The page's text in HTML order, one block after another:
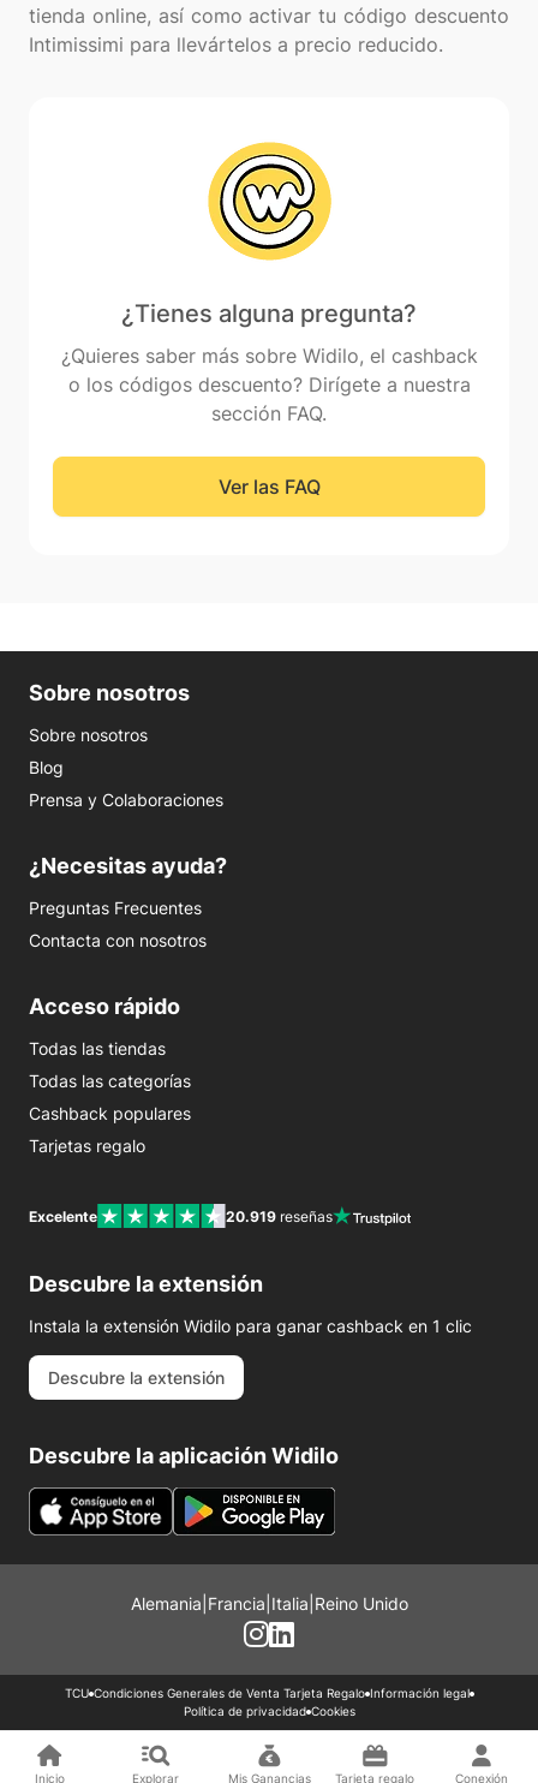
tienda online, así como activar tu código descuento
¿Tienes alguna pregunta?
¿Quieres saber más sobre Widilo, el cashback
o los códigos descuento? Dirígete a nuestra
sección FAQ.
Ver las FAQ
Sobre nosotros
Sobre nosotros
Blog
Prensa y Colaboraciones
¿Necesitas ayuda?
Preguntas Frecuentes
Contacta con nosotros
Acceso rápido
Todas las tiendas
Todas las categorías
Cashback populares
Tarjetas regalo
Excelente 20.919 reseñas
Descubre la extensión
Instala la extensión Widilo para ganar cashback en 1 clic
Descubre la extensión
Descubre la aplicación Widilo
Alemania Francia Italia Reino Unido
TCU Condiciones Generales de Venta Tarjeta Regalo Información legal
Política de privacidad Cookies
Inicio Explorar Mis Ganancias Tarjeta regalo Conexión